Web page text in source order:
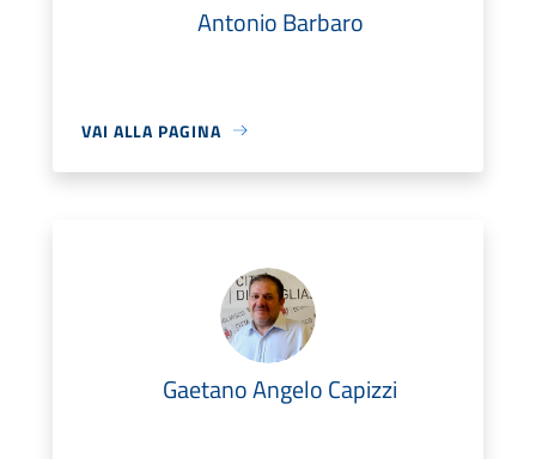
Antonio Barbaro
VAI ALLA PAGINA
Gaetano Angelo Capizzi